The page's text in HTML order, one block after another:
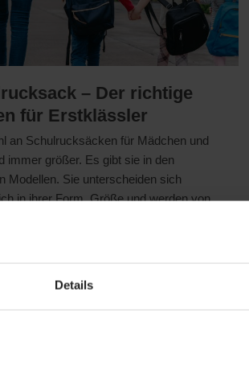
Details
– Der richtige
für Erstklässler
an Schulrucksäcken für Mädchen und
immer größer. Es gibt sie in den
Modellen. Sie unterscheiden sich
in ihrer Form, Größe und werden von